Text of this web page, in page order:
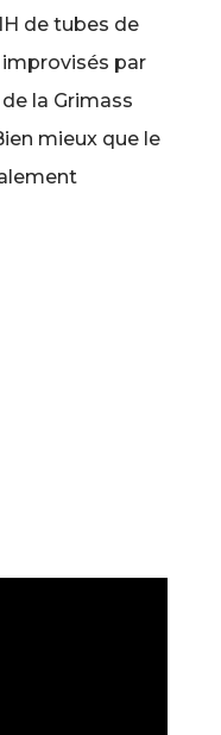
de tubes de
par
la Grimass
mieux que le